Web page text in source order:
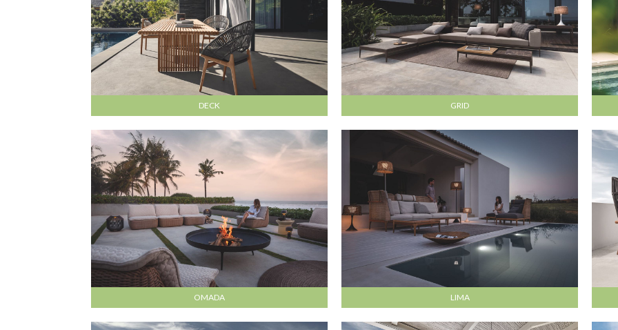
DECK GRID
OMADA LIMA